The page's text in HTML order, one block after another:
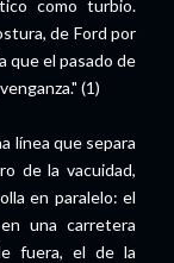
como turbio.
de Ford por
que el pasado de
(1)
línea que separa
de la vacuidad,
en paralelo: el
una carretera
fuera, el de la